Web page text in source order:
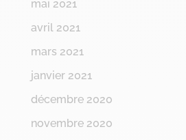
mai 2021
avril 2021
mars 2021
janvier 2021
décembre 2020
novembre 2020